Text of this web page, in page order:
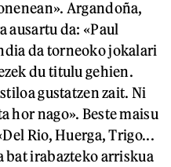
Argandoña,
ausartu da: «Paul
da torneoko jokalari
du titulu gehien.
gustatzen zait. Ni
hor nago». Beste maisu
Rio, Huerga, Trigo...
bat irabazteko arriskua